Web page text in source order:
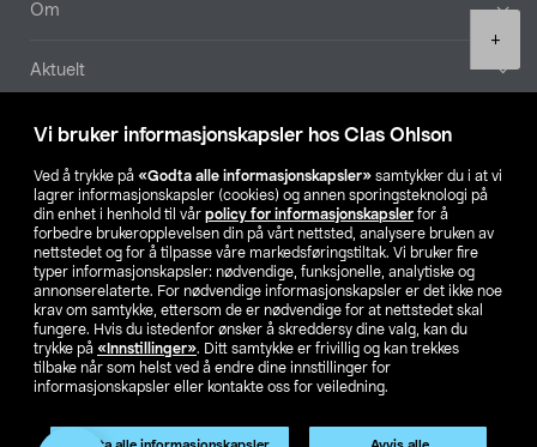
Vi bruker informasjonskapsler hos Clas Ohlson
Ved å trykke på «Godta alle informasjonskapsler» samtykker du i at vi
lagrer informasjonskapsler (cookies) og annen sporingsteknologi på
din enhet i henhold til vår policy for informasjonskapsler for å
forbedre brukeropplevelsen din på vårt nettsted, analysere bruken av
nettstedet og for å tilpasse våre markedsføringstiltak. Vi bruker fire
typer informasjonskapsler: nødvendige, funksjonelle, analytiske og
annonserelaterte. For nødvendige informasjonskapsler er det ikke noe
krav om samtykke, ettersom de er nødvendige for at nettstedet skal
fungere. Hvis du istedenfor ønsker å skreddersy dine valg, kan du
trykke på «Innstillinger». Ditt samtykke er frivillig og kan trekkes
tilbake når som helst ved å endre dine innstillinger for
informasjonskapsler eller kontakte oss for veiledning.
+
Om
Aktuelt
Våre selskaper
Finn din butikk
SE NO FI
Endre til priser ekskl. moms